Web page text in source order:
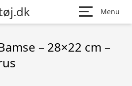
Menu
– 28×22 cm –